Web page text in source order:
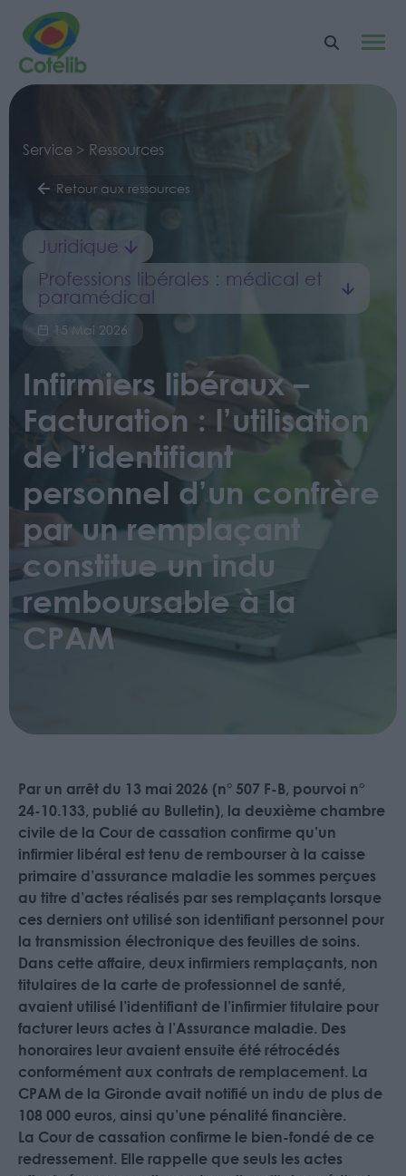
Service > Ressources
Retour aux ressources
Juridique
Professions libérales : médical et
paramédical
15 Mai 2026
Infirmiers libéraux –
Facturation : l’utilisation
de l’identifiant
personnel d’un confrère
par un remplaçant
constitue un indu
remboursable à la
CPAM
Par un arrêt du 13 mai 2026 (n° 507 F-B, pourvoi n°
24-10.133, publié au Bulletin), la deuxième chambre
civile de la Cour de cassation confirme qu’un
infirmier libéral est tenu de rembourser à la caisse
primaire d’assurance maladie les sommes perçues
au titre d’actes réalisés par ses remplaçants lorsque
ces derniers ont utilisé son identifiant personnel pour
la transmission électronique des feuilles de soins.
Dans cette affaire, deux infirmiers remplaçants, non
titulaires de la carte de professionnel de santé,
avaient utilisé l’identifiant de l’infirmier titulaire pour
facturer leurs actes à l’Assurance maladie. Des
honoraires leur avaient ensuite été rétrocédés
conformément aux contrats de remplacement. La
CPAM de la Gironde avait notifié un indu de plus de
108 000 euros, ainsi qu’une pénalité financière.
La Cour de cassation confirme le bien-fondé de ce
redressement. Elle rappelle que seuls les actes